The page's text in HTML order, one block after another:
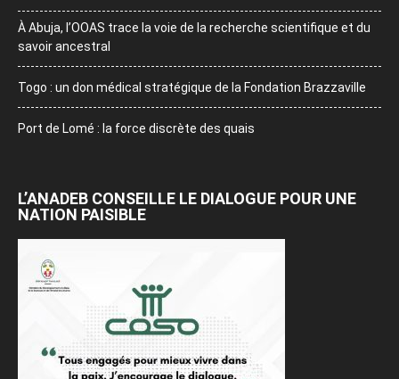
À Abuja, l’OOAS trace la voie de la recherche scientifique et du
savoir ancestral
Togo : un don médical stratégique de la Fondation Brazzaville
Port de Lomé : la force discrète des quais
L’ANADEB CONSEILLE LE DIALOGUE POUR UNE
NATION PAISIBLE